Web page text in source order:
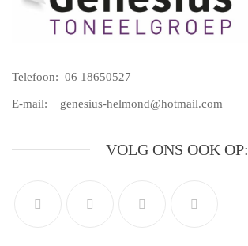
Telefoon: 06 18650527
E-mail: genesius-helmond@hotmail.com
VOLG ONS OOK OP: